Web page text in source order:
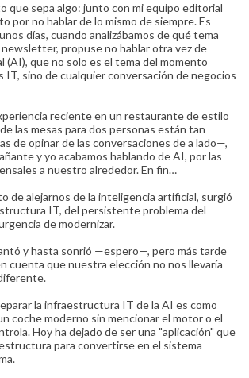
que sepa algo: junto con mi equipo editorial
por no hablar de lo mismo de siempre. Es
días, cuando analizábamos de qué tema
propuse no hablar otra vez de
(AI), que no solo es el tema del momento
sino de cualquier conversación de negocios
reciente en un restaurante de estilo
las mesas para dos personas están tan
de opinar de las conversaciones de a lado—,
y yo acabamos hablando de AI, por las
a nuestro alrededor. En fin…
de alejarnos de la inteligencia artificial, surgió
IT, del persistente problema del
de modernizar.
y hasta sonrió —espero—, pero más tarde
cuenta que nuestra elección no nos llevaría
la infraestructura IT de la AI es como
coche moderno sin mencionar el motor o el
Hoy ha dejado de ser una "aplicación" que
para convertirse en el sistema